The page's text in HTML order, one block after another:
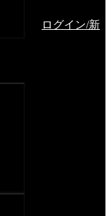
ログイン/新